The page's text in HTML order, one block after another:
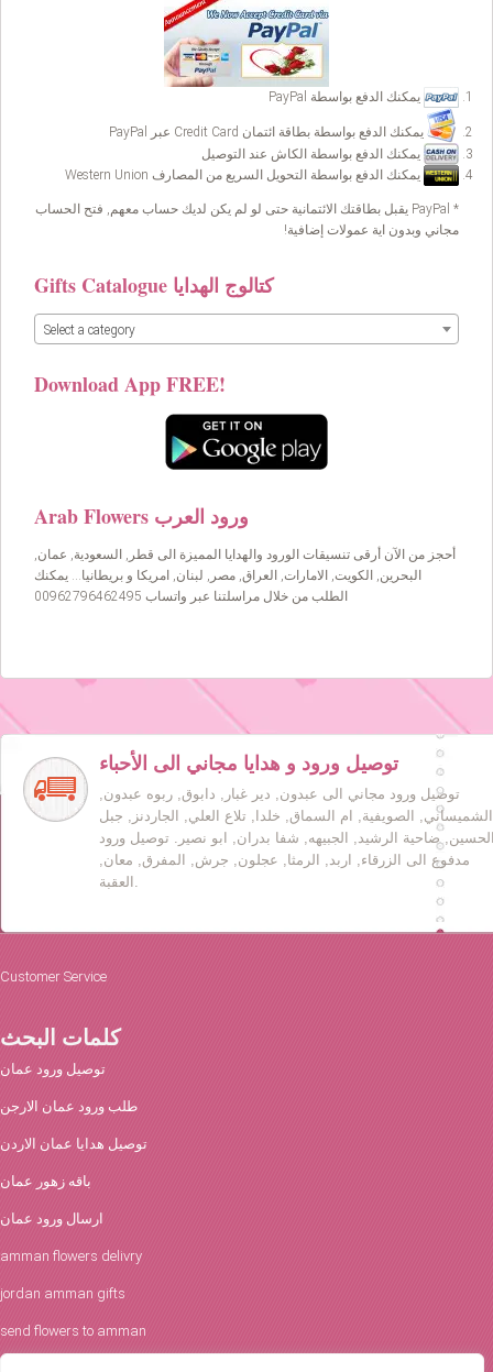
يمكنك الدفع بواسطة PayPal
يمكنك الدفع بواسطة بطاقة ائتمان Credit Card عبر PayPal
يمكنك الدفع بواسطة الكاش عند التوصيل
يمكنك الدفع بواسطة التحويل السريع من المصارف Western Union
* PayPal يقبل بطاقتك الائتمانية حتى لو لم يكن لديك حساب معهم, فتح الحساب
مجاني وبدون اية عمولات إضافية!
Gifts Catalogue كتالوج الهدايا
Select a category
Download App FREE!
Arab Flowers ورود العرب
أحجز من الآن أرقى تنسيقات الورود والهدايا المميزة الى قطر, السعودية, عمان,
البحرين, الكويت, الامارات, العراق, مصر, لبنان, امريكا و بريطانيا… يمكنك
الطلب من خلال مراسلتنا عبر واتساب 00962796462495
توصيل ورود و هدايا مجاني الى الأحباء
توصيل ورود مجاني الى عبدون, دير غبار, دابوق, ربوه عبدون,
الشميساني, الصويفية, ام السماق, خلدا, تلاع العلي, الجاردنز, جبل
ضاحية الرشيد, الجبيهه, شفا بدران, ابو نصير. توصيل ورود
مدفوع الى الزرقاء, اربد, الرمثا, عجلون, جرش, المفرق, معان,
Customer Service
كلمات البحث
توصيل ورود عمان
طلب ورود عمان الارجن
توصيل هدايا عمان الاردن
باقه زهور عمان
ارسال ورود عمان
amman flowers delivry
jordan amman gifts
send flowers to amman